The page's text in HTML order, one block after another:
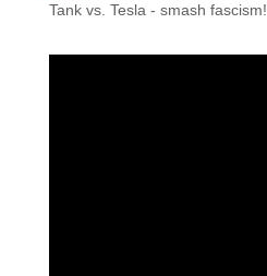
Tank vs. Tesla - smash fascism!